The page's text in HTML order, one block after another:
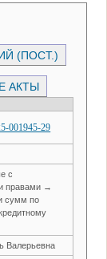
(ПОСТ.)
АКТЫ
001945-29
с
правами →
сумм по
Валерьевна